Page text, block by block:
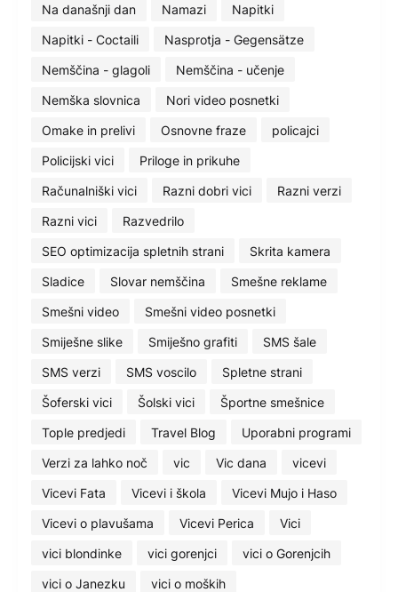
Na današnji dan
Namazi
Napitki
Napitki - Coctaili
Nasprotja - Gegensätze
Nemščina - glagoli
Nemščina - učenje
Nemška slovnica
Nori video posnetki
Omake in prelivi
Osnovne fraze
policajci
Policijski vici
Priloge in prikuhe
Računalniški vici
Razni dobri vici
Razni verzi
Razni vici
Razvedrilo
SEO optimizacija spletnih strani
Skrita kamera
Sladice
Slovar nemščina
Smešne reklame
Smešni video
Smešni video posnetki
Smiješne slike
Smiješno grafiti
SMS šale
SMS verzi
SMS voscilo
Spletne strani
Šoferski vici
Šolski vici
Športne smešnice
Tople predjedi
Travel Blog
Uporabni programi
Verzi za lahko noč
vic Vic dana
vicevi
Vicevi Fata
Vicevi i škola
Vicevi Mujo i Haso
Vicevi o plavušama
Vicevi Perica
Vici
vici blondinke
vici gorenjci
vici o Gorenjcih
vici o Janezku
vici o moških